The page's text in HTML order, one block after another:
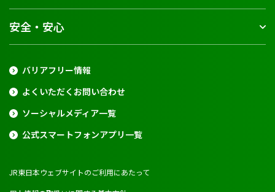
安全・安心
バリアフリー情報
よくいただくお問い合わせ
ソーシャルメディア一覧
公式スマートフォンアプリ一覧
JR東日本ウェブサイトのご利用にあたって